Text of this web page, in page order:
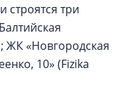
строятся три
ЖК «Новгородская
10» (Fizika